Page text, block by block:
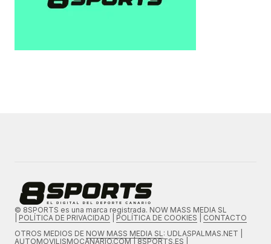
© 8SPORTS es una marca registrada. NOW MASS MEDIA SL
POLÍTICA DE PRIVACIDAD POLÍTICA DE COOKIES
CONTACTO
OTROS MEDIOS DE NOW MASS MEDIA SL: UDLASPALMAS.NET |
AUTOMOVILISMOCANARIO.COM | 8SPORTS.ES |